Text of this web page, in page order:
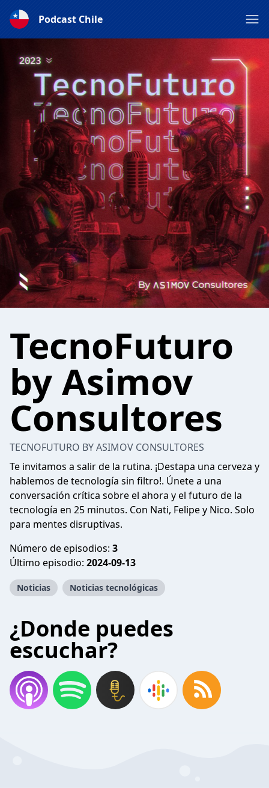
Podcast Chile
TecnoFuturo
by Asimov
Consultores
TECNOFUTURO BY ASIMOV CONSULTORES
Te invitamos a salir de la rutina. ¡Destapa una cerveza y
hablemos de tecnología sin filtro!. Únete a una
conversación crítica sobre el ahora y el futuro de la
tecnología en 25 minutos. Con Nati, Felipe y Nico. Solo
para mentes disruptivas.
Número de episodios: 3
Último episodio: 2024-09-13
Noticias Noticias tecnológicas
¿Donde puedes
escuchar?